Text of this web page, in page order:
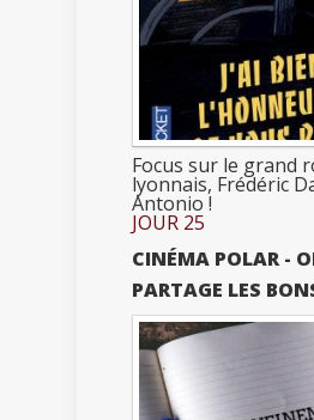
Focus sur le grand
lyonnais, Frédéric
Antonio !
JOUR 25
CINÉMA POLAR -
PARTAGE LES